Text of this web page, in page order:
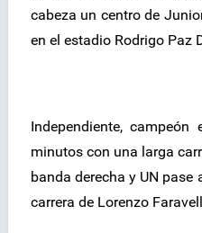
cabeza un centro de
en el estadio Rodrigo Paz
Independiente,
minutos con una larga
banda derecha y UN pase
carrera de Lorenzo